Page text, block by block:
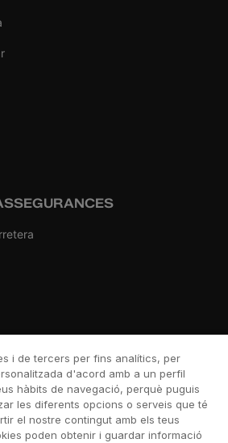
i de tercers per fins analítics, per
d'acord amb a un perfil
hàbits de navegació, perquè puguis
les diferents opcions o serveis que té
el nostre contingut amb els teus
poden obtenir i guardar informació